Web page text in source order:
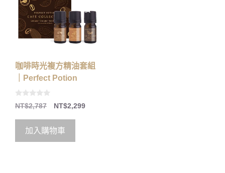
價
咖啡時光複方精油套組
｜Perfect Potion
0
o
5
NT$2,787 NT$2,299
加入購物車